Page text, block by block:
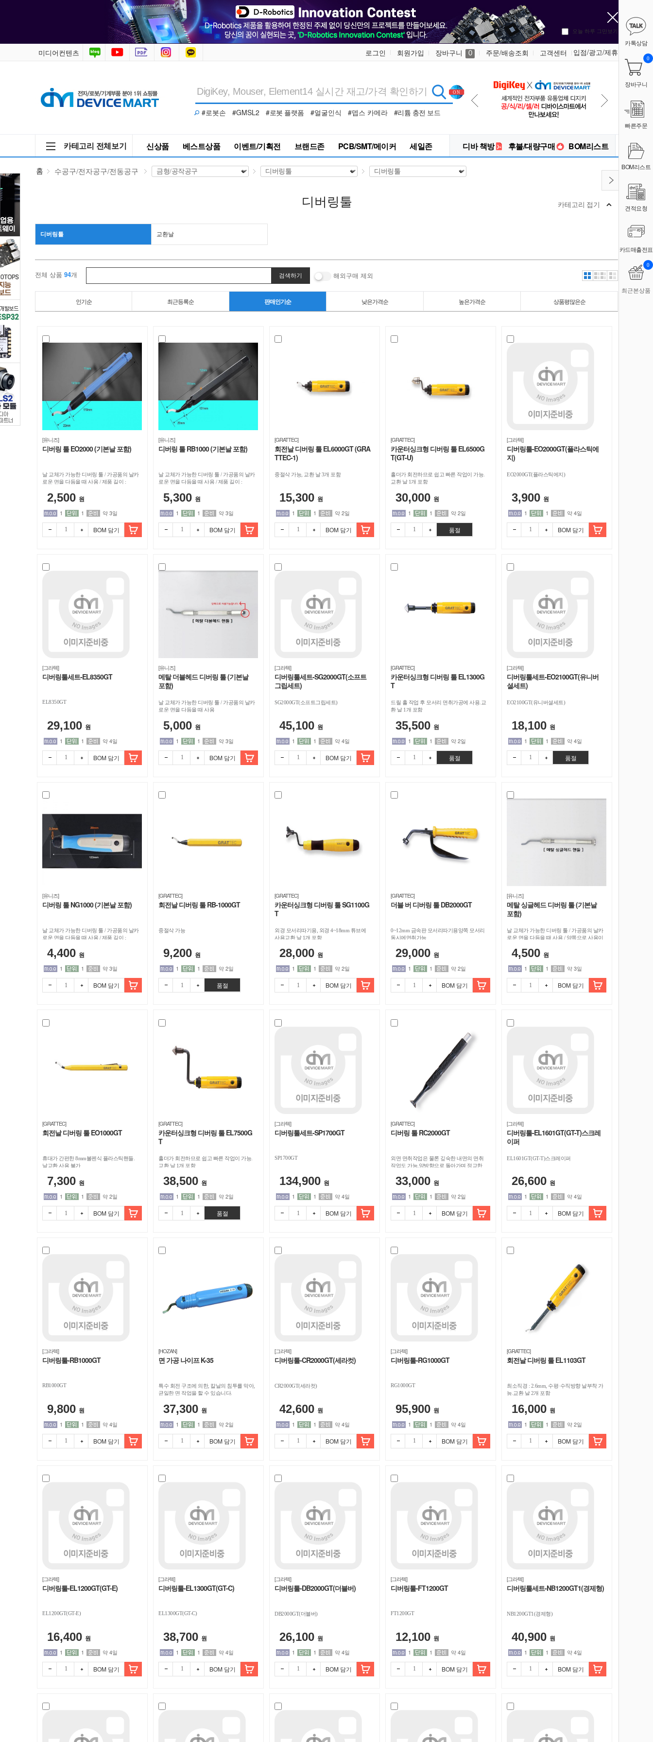
동
공
구
>
금
형/
공
작
공
구
>
디
오늘 하루 그만보기
미디어컨텐츠 로그인 회원가입 장바구니 0 주문/배송조회 고객센터 입점/광고/제휴
#로봇손 #GMSL2 #로봇 플랫폼 #얼굴인식 #뎁스 카메라 #리튬 충전 보드
카테고리 전체보기 신상품 베스트상품 이벤트/기획전 브랜드존 PCB/SMT/메이커 세일존 디바 책방 후불/대량구매 BOM리스트
카톡상담
장바구니
0
빠른주문
BOM리스트
견적요청
카드매출전표
최근본상품
0
홈 수공구/전자공구/전동공구
디버링툴 카테고리 접기
디버링툴 교환날
전체 상품 94개 해외구매 제외
인기순 최근등록순 판매인기순 낮은가격순 높은가격순 상품평많은순
[유니즈]
디버링 툴 EO2000 (기본날 포함)
날 교체가 가능한 디버링 툴 / 가공품의 날카
로운 면을 다듬을 때 사용 / 제품 길이 :
2,500 원
1 1 약 3일
빼기 더하
BOM 담기
[유니즈]
디버링 툴 RB1000 (기본날 포함)
날 교체가 가능한 디버링 툴 / 가공품의 날카
로운 면을 다듬을 때 사용 / 제품 길이 :
5,300 원
1 1 약 3일
빼기 더하
BOM 담기
[GRATTEC]
회전날 디버링 툴 EL6000GT (GRA
TTEC-1)
중절삭 가능, 교환 날 3개 포함
15,300 원
1 1 약 2일
빼기 더하
BOM 담기
[GRATTEC]
카운터싱크형 디버링 툴 EL6500G
T(GT-U)
홀더가 회전하므로 쉽고 빠른 작업이 가능.
교환 날 1개 포함
30,000 원
1 1 약 2일
빼기 더하
품절
[그라텍]
디버링툴-EO2000GT(플라스틱에
지)
EO2000GT(플라스틱에지)
3,900 원
1 1 약 4일
빼기 더하
BOM 담기
[그라텍]
디버링툴세트-EL8350GT
EL8350GT
29,100 원
1 1 약 4일
빼기 더하
BOM 담기
[유니즈]
메탈 더블헤드 디버링 툴 (기본날
포함)
날 교체가 가능한 디버링 툴 / 가공품의 날카
로운 면을 다듬을 때 사용
5,000 원
1 1 약 3일
빼기 더하
BOM 담기
[그라텍]
디버링툴세트-SG2000GT(소프트
그립세트)
SG2000GT(소프트그립세트)
45,100 원
1 1 약 4일
빼기 더하
BOM 담기
[GRATTEC]
카운터싱크형 디버링 툴 EL1300G
T
드릴 홀 작업 후 모서리 면취가공에 사용.교
환 날 1개 포함
35,500 원
1 1 약 2일
빼기 더하
품절
[그라텍]
디버링툴세트-EO2100GT(유니버
셜세트)
EO2100GT(유니버셜세트)
18,100 원
1 1 약 4일
빼기 더하
품절
[유니즈]
디버링 툴 NG1000 (기본날 포함)
날 교체가 가능한 디버링 툴 / 가공품의 날카
로운 면을 다듬을 때 사용 / 제품 길이 :
4,400 원
1 1 약 3일
빼기 더하
BOM 담기
[GRATTEC]
회전날 디버링 툴 RB-1000GT
중절삭 가능
9,200 원
1 1 약 2일
빼기 더하
품절
[GRATTEC]
카운터싱크형 디버링 툴 SG1100G
T
외경 모서리따기용, 외경 4~18mm 튜브에
사용교환 날 1개 포함
28,000 원
1 1 약 2일
빼기 더하
BOM 담기
[GRATTEC]
더블 버 디버링 툴 DB2000GT
0~12mm 금속판 모서리따기용양쪽 모서리
동시에면취가능
29,000 원
1 1 약 2일
빼기 더하
BOM 담기
[유니즈]
메탈 싱글헤드 디버링 툴 (기본날
포함)
날 교체가 가능한 디버링 툴 / 가공품의 날카
로운 면을 다듬을 때 사용 / 양쪽으로 사용이
4,500 원
1 1 약 3일
빼기 더하
BOM 담기
[GRATTEC]
회전날 디버링 툴 EO1000GT
휴대가 간편한 8mm볼펜식 플라스틱핸들.
날교환 사용 불가
7,300 원
1 1 약 2일
빼기 더하
BOM 담기
[GRATTEC]
카운터싱크형 디버링 툴 EL7500G
T
홀더가 회전하므로 쉽고 빠른 작업이 가능.
교환 날 1개 포함
38,500 원
1 1 약 2일
빼기 더하
품절
[그라텍]
디버링툴세트-SP1700GT
SP1700GT
134,900 원
1 1 약 4일
빼기 더하
BOM 담기
[GRATTEC]
디버링 툴 RC2000GT
외면 면취작업은 물론 깊숙한 내면의 면취
작업도 가능.양방향으로 돌아가며 정교한
33,000 원
1 1 약 2일
빼기 더하
BOM 담기
[그라텍]
디버링툴-EL1601GT(GT-T)스크레
이퍼
EL1601GT(GT-T)스크레이퍼
26,600 원
1 1 약 4일
빼기 더하
BOM 담기
[그라텍]
디버링툴-RB1000GT
RB1000GT
9,800 원
1 1 약 4일
빼기 더하
BOM 담기
[HOZAN]
면 가공 나이프 K-35
특수 회전 구조에 의한, 칼날의 침투를 막아,
균일한 면 작업을 할 수 있습니다.
37,300 원
1 1 약 2일
빼기 더하
BOM 담기
[그라텍]
디버링툴-CR2000GT(세라컷)
CR2000GT(세라컷)
42,600 원
1 1 약 4일
빼기 더하
BOM 담기
[그라텍]
디버링툴-RG1000GT
RG1000GT
95,900 원
1 1 약 4일
빼기 더하
BOM 담기
[GRATTEC]
회전날 디버링 툴 EL1103GT
최소직경 : 2.6mm, 수평·수직방향 날부착 가
능.교환 날 2개 포함
16,000 원
1 1 약 2일
빼기 더하
BOM 담기
[그라텍]
디버링툴-EL1200GT(GT-E)
EL1200GT(GT-E)
16,400 원
1 1 약 4일
BOM 담기
[그라텍]
디버링툴-EL1300GT(GT-C)
EL1300GT(GT-C)
38,700 원
1 1 약 4일
BOM 담기
[그라텍]
디버링툴-DB2000GT(더블버)
DB2000GT(더블버)
26,100 원
1 1 약 4일
BOM 담기
[그라텍]
디버링툴-FT1200GT
FT1200GT
12,100 원
1 1 약 4일
BOM 담기
[그라텍]
디버링툴세트-NB1200GT1(경제형)
NB1200GT1(경제형)
40,900 원
1 1 약 4일
BOM 담기